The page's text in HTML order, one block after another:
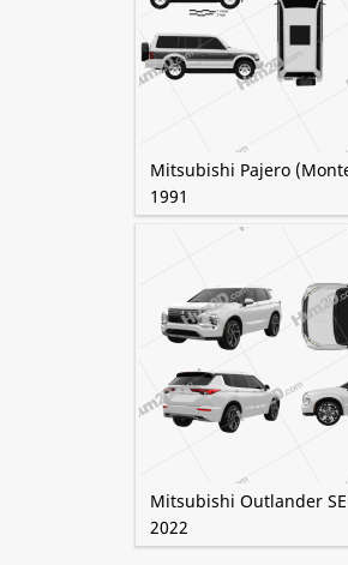
Mitsubishi Pajero
1991
Mitsubishi Outlander
2022